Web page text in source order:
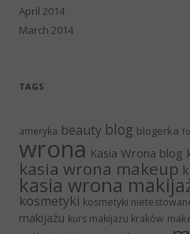
April 2014
March 2014
TAGS
ameryka beauty blog blogerka
wrona Kasia Wrona blog
kasia wrona makeup
kasia wrona
kosmetyki kosmetyki
makijażu kurs makijażu kraków